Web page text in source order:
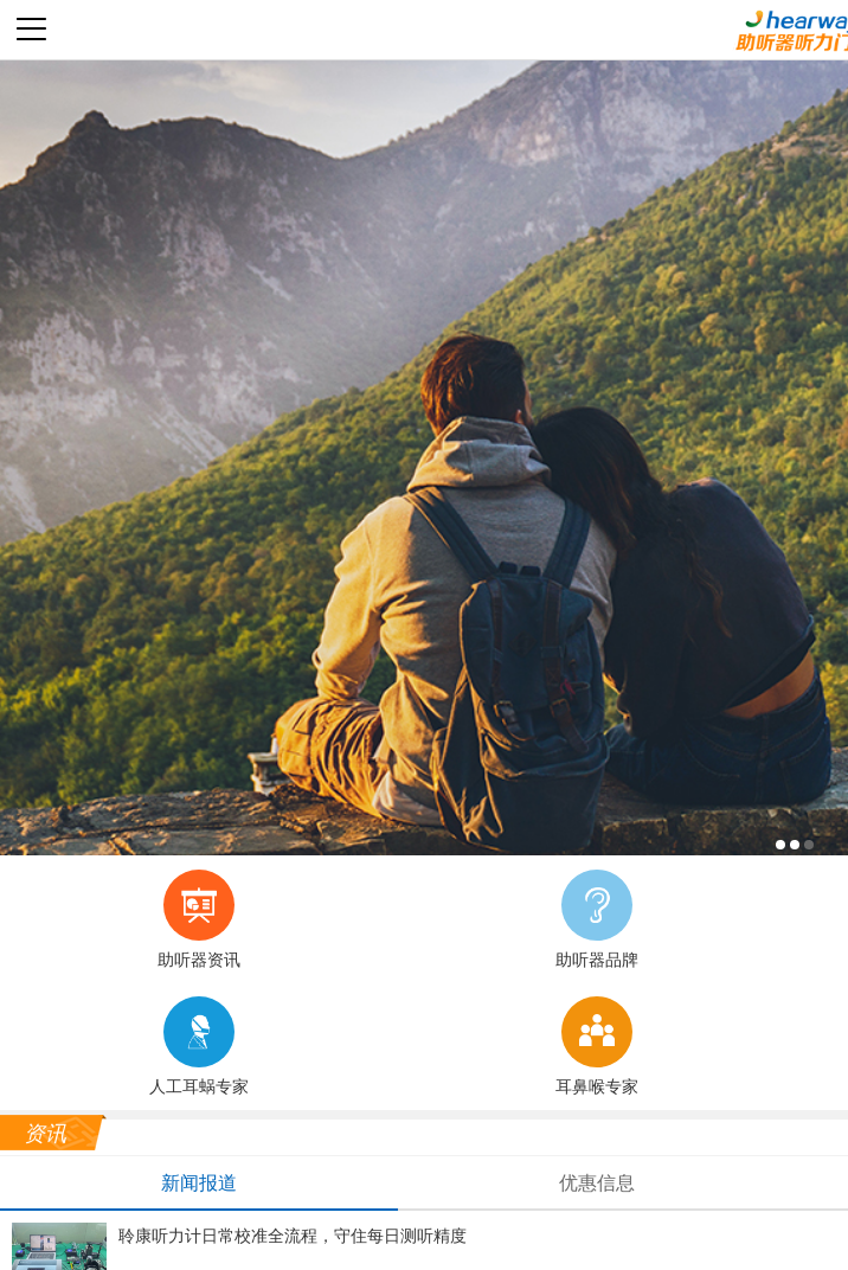
助听器资讯 助听器品牌
人工耳蜗专家 耳鼻喉专家
资讯
新闻报道
优惠信息
聆康听力计日常校准全流程，守住每日测听精度